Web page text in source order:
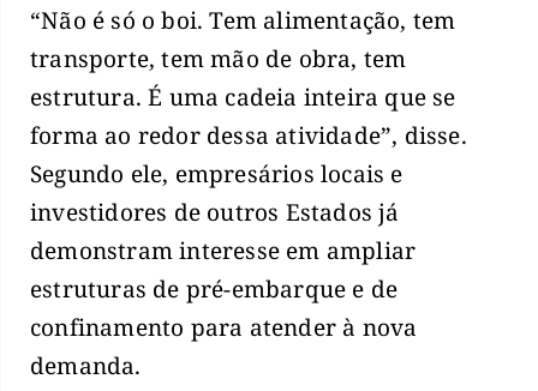
“Não é só o boi. Tem alimentação, tem
transporte, tem mão de obra, tem
estrutura. É uma cadeia inteira que se
forma ao redor dessa atividade”, disse.
Segundo ele, empresários locais e
investidores de outros Estados já
demonstram interesse em ampliar
estruturas de pré-embarque e de
confinamento para atender à nova
demanda.